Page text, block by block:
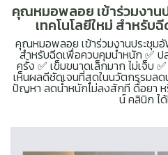
คุณหมอพลอย เข้าร่วมงาน
เทคโนโลยีใหม่ สำหรั
คุณหมอพลอย เข้าร่วมงานประชุมอั
สำหรับฉีดเพื่อควบคุมน้ำหนัก ✅ ป
ครั้ง ✅ เข็มขนาดเล็กมาก ไม่เจ็บ
เห็นผลดีชัดเจนที่สุดในนวัตกรรมล
ปัญหา ลดน้ำหนักไม่ลงสักที ดื้อยา ห
น์ คลินิก ไ